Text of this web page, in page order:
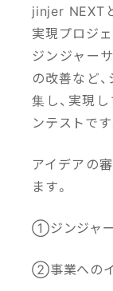
jinjer NEXT
実現プロジェ
ジンジャー
の改善など
集し、実現
ンテストです
アイデアの
ます。
①ジンジャ
②事業への